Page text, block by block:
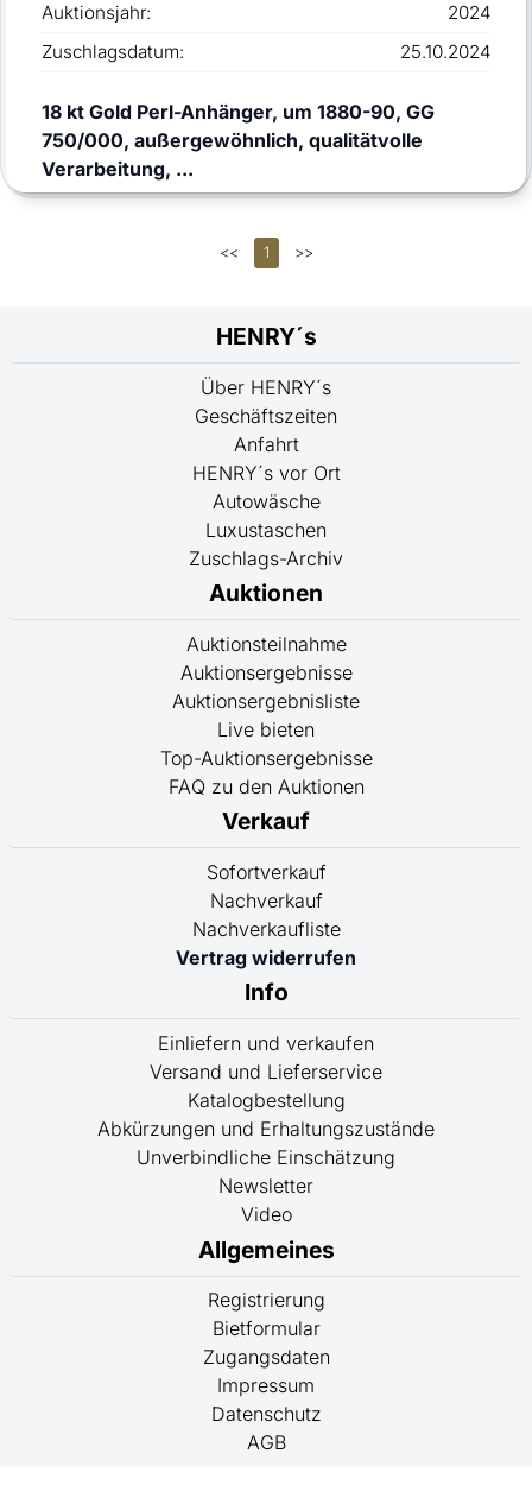
Auktionsjahr:
2024
Zuschlagsdatum:
25.10.2024
18 kt Gold Perl-Anhänger, um 1880-90, GG
750/000, außergewöhnlich, qualitätvolle
Verarbeitung, ...
<< 1 >>
HENRY´s
Über HENRY´s
Geschäftszeiten
Anfahrt
HENRY´s vor Ort
Autowäsche
Luxustaschen
Zuschlags-Archiv
Auktionen
Auktionsteilnahme
Auktionsergebnisse
Auktionsergebnisliste
Live bieten
Top-Auktionsergebnisse
FAQ zu den Auktionen
Verkauf
Sofortverkauf
Nachverkauf
Nachverkaufliste
Vertrag widerrufen
Info
Einliefern und verkaufen
Versand und Lieferservice
Katalogbestellung
Abkürzungen und Erhaltungszustände
Unverbindliche Einschätzung
Newsletter
Video
Allgemeines
Registrierung
Bietformular
Zugangsdaten
Impressum
Datenschutz
AGB